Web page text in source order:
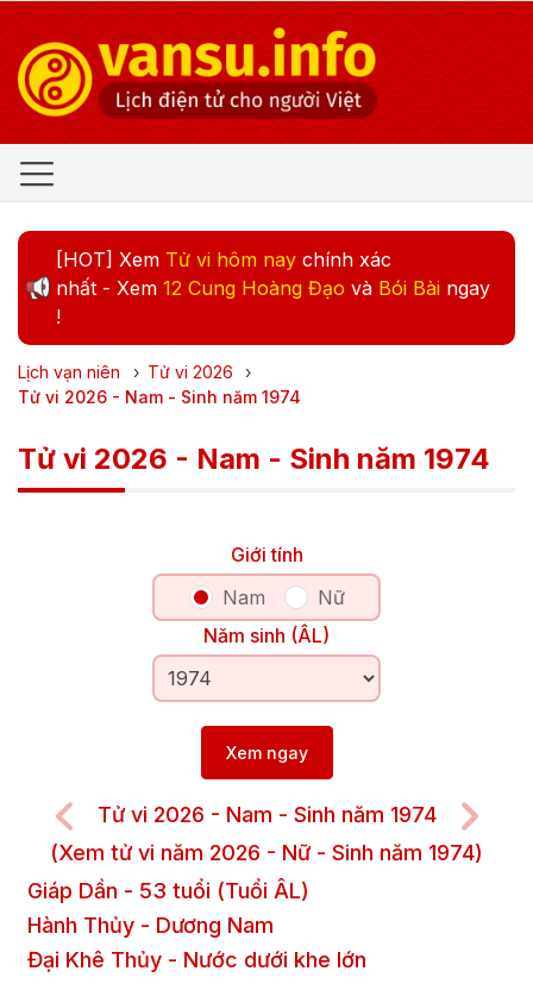
[HOT] Xem Tử vi hôm nay chính xác
nhất - Xem 12 Cung Hoàng Đạo và Bói Bài ngay
!
Lịch vạn niên › Tử vi 2026
›
Tử vi 2026 - Nam - Sinh năm 1974
Tử vi 2026 - Nam - Sinh năm 1974
Giới tính
Nam
Nữ
Năm sinh (ÂL)
Xem ngay
Tử vi 2026 - Nam - Sinh năm 1974
(Xem tử vi năm 2026 - Nữ - Sinh năm 1974)
Giáp Dần - 53 tuổi (Tuổi ÂL)
Hành Thủy - Dương Nam
Đại Khê Thủy - Nước dưới khe lớn